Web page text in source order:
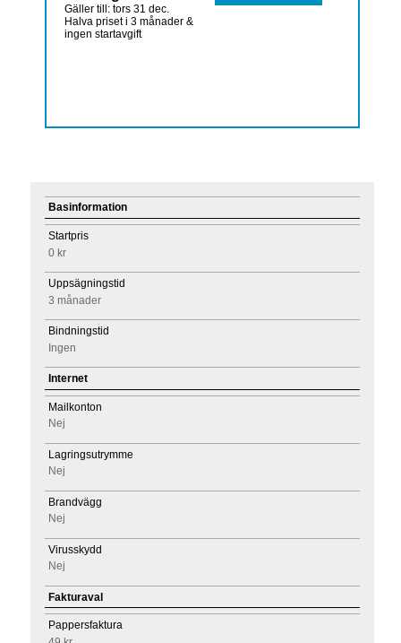
Gäller till: tors 31 dec.
Halva priset i 3 månader &
ingen startavgift
Basinformation
Startpris
0 kr
Uppsägningstid
3 månader
Bindningstid
Ingen
Internet
Mailkonton
Nej
Lagringsutrymme
Nej
Brandvägg
Nej
Virusskydd
Nej
Fakturaval
Pappersfaktura